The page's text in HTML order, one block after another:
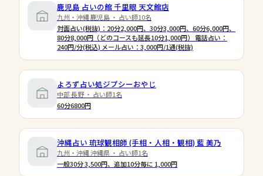
鹿児島 占いの館 千里眼 天文館店
九州・沖縄 鹿児島 ・ 占い師10名
対面占い(税抜)：20分2,000円、30分3,000円、60分6,000円、
80分8,000円（どのコースも延長10分1,000円） 電話占い：
240円/分(税込) メール占い：3,000円/1通(税抜)
よろず占い処ジプシーおやじ
中部 長野 ・ 占い師1名
60分6800円
沖縄占い 琉球観相師 (手相・人相・観相) 藍 美乃
九州・沖縄 沖縄県 ・ 占い師1名
一般30分 3,500円、追加10分毎に 1,000円